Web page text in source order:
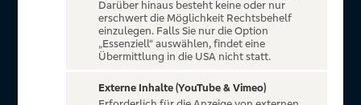
Über VR Entertain
für alle Kunden der Volksbanken Raiffeisenbanken. Auf
Darüber hinaus besteht keine oder nur
erschwert die Möglichkeit Rechtsbehelf
einzulegen. Falls Sie nur die Option
„Essenziell“ auswählen, findet eine
Übermittlung in die USA nicht statt.
Externe Inhalte (YouTube & Vimeo)